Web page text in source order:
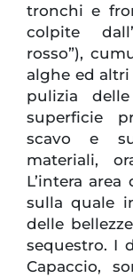
tronchi e
colpite
rosso”),
alghe ed
pulizia
superficie
scavo e
materiali,
L’intera
sulla quale
delle
sequestro. I
Capaccio,